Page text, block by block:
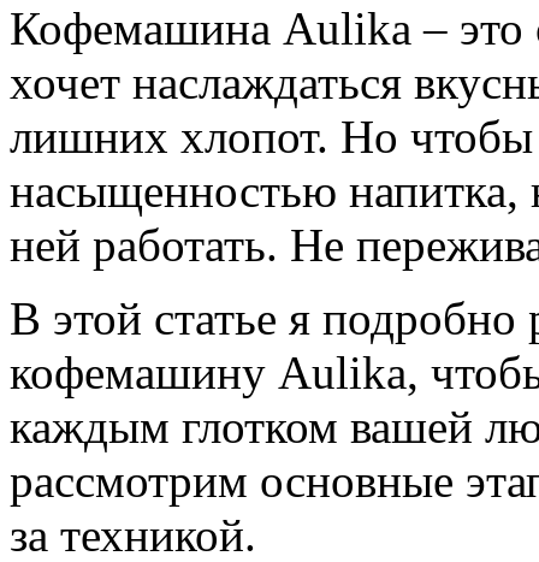
Кофемашина Aulika – это
хочет наслаждаться
лишних хлопот. Но чтобы
насыщенностью напитка,
ней работать. Не
В этой статье я подробно
кофемашину Aulika,
каждым глотком вашей
рассмотрим основные
за техникой.